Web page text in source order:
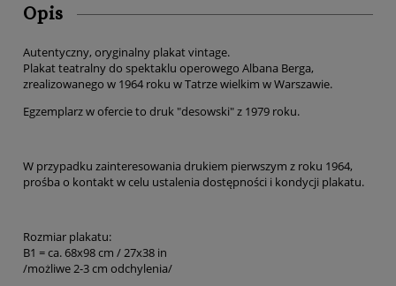
Opis
Autentyczny, oryginalny plakat vintage.
Plakat teatralny do spektaklu operowego Albana Berga,
zrealizowanego w 1964 roku w Tatrze wielkim w Warszawie.
Egzemplarz w ofercie to druk "desowski" z 1979 roku.
W przypadku zainteresowania drukiem pierwszym z roku 1964,
prośba o kontakt w celu ustalenia dostępności i kondycji plakatu.
Rozmiar plakatu:
B1 = ca. 68x98 cm / 27x38 in
/możliwe 2-3 cm odchylenia/